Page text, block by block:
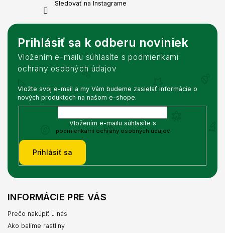
Sledovať na Instagrame
Prihlásiť sa k odberu noviniek
Vložením e-mailu súhlasíte s podmienkami
ochrany osobných údajov
Vložte svoj e-mail a my Vám budeme zasielať informácie o
nových produktoch na našom e-shope.
Vložením e-mailu súhlasíte s
podmienkami ochrany osobných údajov
Prihlásiť sa
INFORMÁCIE PRE VÁS
Prečo nakúpiť u nás
Ako balíme rastliny